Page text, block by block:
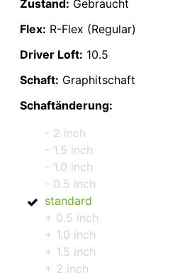
Zustand: Gebraucht
Flex: R-Flex (Regular)
Driver Loft: 10.5
Schaft: Graphitschaft
Schaftänderung:
- 2 inch
- 1.5 inch
- 1.0 inch
- 0.5 inch
standard
+ 0.5 inch
+ 1.0 inch
+ 1.5 inch
+ 2 inch